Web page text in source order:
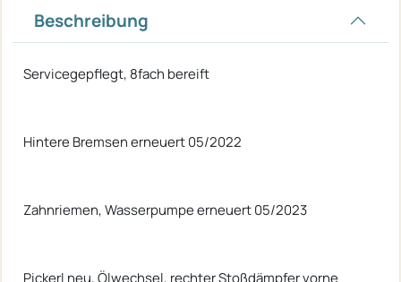
Beschreibung
Servicegepflegt, 8fach bereift
Hintere Bremsen erneuert 05/2022
Zahnriemen, Wasserpumpe erneuert 05/2023
Pickerl neu, Ölwechsel, rechter Stoßdämpfer vorne